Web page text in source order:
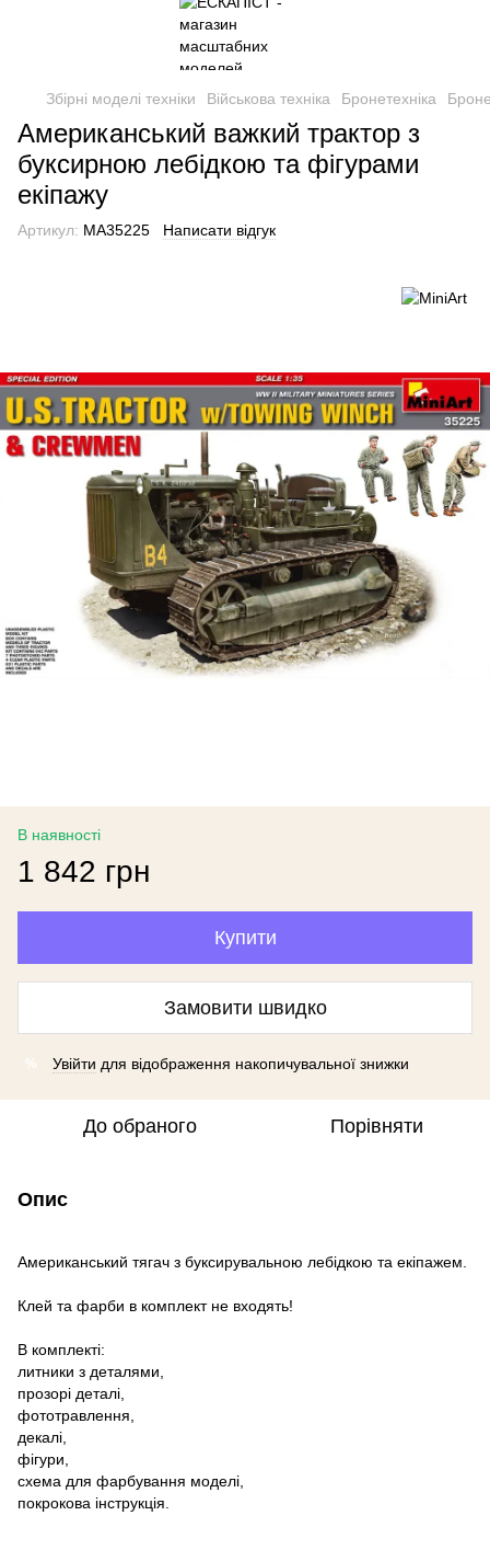
Збірні моделі техніки Військова техніка Бронетехніка
Американський важкий трактор з
буксирною лебідкою та фігурами
екіпажу
Артикул: MA35225 Написати відгук
В наявності
1 842 грн
Купити
Замовити швидко
% Увійти для відображення накопичувальної знижки
До обраного Порівняти
Опис
Американський тягач з буксирувальною лебідкою та екіпажем.
Клей та фарби в комплект не входять!
В комплекті:
литники з деталями,
прозорі деталі,
фототравлення,
декалі,
фігури,
схема для фарбування моделі,
покрокова інструкція.